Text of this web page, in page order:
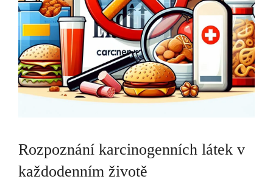
Rozpoznání karcinogenních látek v
každodenním životě